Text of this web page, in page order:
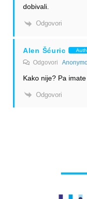
dobivali.
Odgovori
Alen Šćuric
Odgovori
Kako nije? Pa
Odgovori